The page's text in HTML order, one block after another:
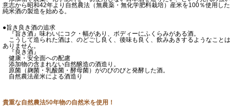
意志から昭和42年より自然農法（無農薬・無化学肥料栽培）産米を100％使用した
純米酒の製造を始める。
●旨き良き酒の追求
『旨き酒』味わいにコク・幅があり、ボディーにふくらみがある酒。
こうして造られた酒は、のどごし良く、後味も良く、飲みあきするようなことは
ありません。
『良き酒』
健康・安全面への配慮
添加物の含まれない自然醸造の酒造り。
原菌（麹菌・乳酸菌・酵母菌）がのびのびと発酵した酒。
自然農法産米による酒造り
貴重な自然農法50年物の自然米を使用！